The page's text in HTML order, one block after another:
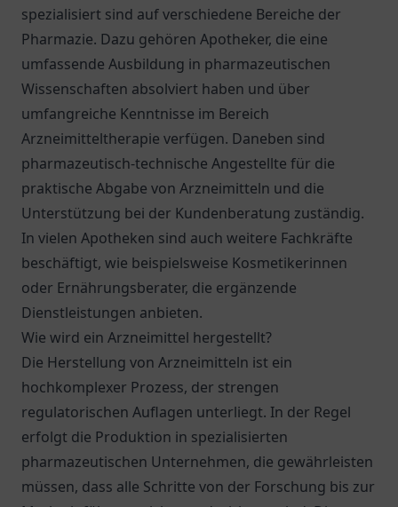
spezialisiert sind auf verschiedene Bereiche der
Pharmazie. Dazu gehören Apotheker, die eine
umfassende Ausbildung in pharmazeutischen
Wissenschaften absolviert haben und über
umfangreiche Kenntnisse im Bereich
Arzneimitteltherapie verfügen. Daneben sind
pharmazeutisch-technische Angestellte für die
praktische Abgabe von Arzneimitteln und die
Unterstützung bei der Kundenberatung zuständig.
In vielen Apotheken sind auch weitere Fachkräfte
beschäftigt, wie beispielsweise Kosmetikerinnen
oder Ernährungsberater, die ergänzende
Dienstleistungen anbieten.
Wie wird ein Arzneimittel hergestellt?
Die Herstellung von Arzneimitteln ist ein
hochkomplexer Prozess, der strengen
regulatorischen Auflagen unterliegt. In der Regel
erfolgt die Produktion in spezialisierten
pharmazeutischen Unternehmen, die gewährleisten
müssen, dass alle Schritte von der Forschung bis zur